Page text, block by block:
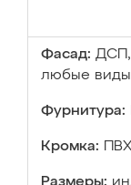
Фасад: ДСП,
любые виды
Фурнитура:
Кромка: